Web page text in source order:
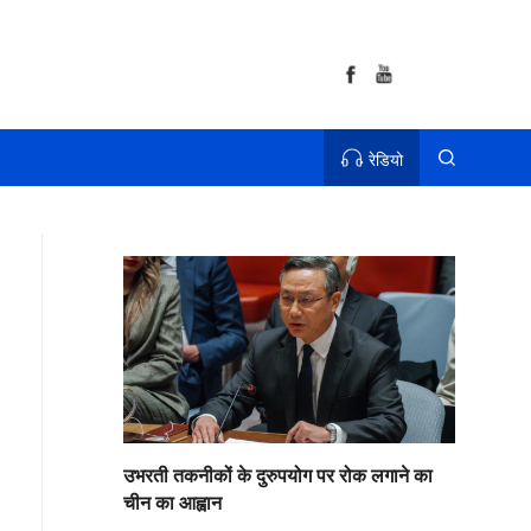
रेडियो
उभरती तकनीकों के दुरुपयोग पर रोक लगाने का
चीन का आह्वान